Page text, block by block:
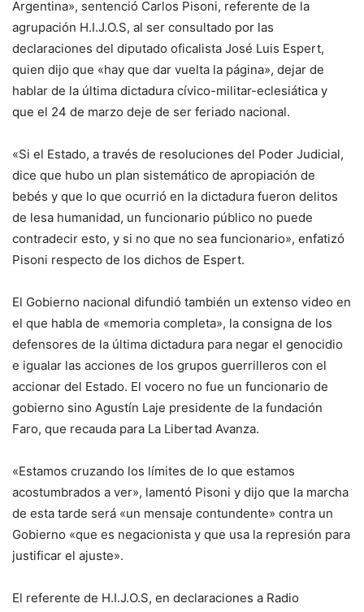
Argentina», sentenció Carlos Pisoni, referente de la
agrupación H.I.J.O.S, al ser consultado por las
declaraciones del diputado oficalista José Luis Espert,
quien dijo que «hay que dar vuelta la página», dejar de
hablar de la última dictadura cívico-militar-eclesiática y
que el 24 de marzo deje de ser feriado nacional.
«Si el Estado, a través de resoluciones del Poder Judicial,
dice que hubo un plan sistemático de apropiación de
bebés y que lo que ocurrió en la dictadura fueron delitos
de lesa humanidad, un funcionario público no puede
contradecir esto, y si no que no sea funcionario», enfatizó
Pisoni respecto de los dichos de Espert.
El Gobierno nacional difundió también un extenso video en
el que habla de «memoria completa», la consigna de los
defensores de la última dictadura para negar el genocidio
e igualar las acciones de los grupos guerrilleros con el
accionar del Estado. El vocero no fue un funcionario de
gobierno sino Agustín Laje presidente de la fundación
Faro, que recauda para La Libertad Avanza.
«Estamos cruzando los límites de lo que estamos
acostumbrados a ver», lamentó Pisoni y dijo que la marcha
de esta tarde será «un mensaje contundente» contra un
Gobierno «que es negacionista y que usa la represión para
justificar el ajuste».
El referente de H.I.J.O.S, en declaraciones a Radio